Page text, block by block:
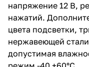
напряжение 12 В,
нажатий.
цвета подсветки,
нержавеющей
допустимая